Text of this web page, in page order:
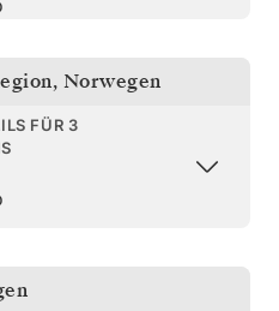
, Norwegen
FÜR 3